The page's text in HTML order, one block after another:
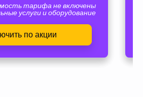
тарифа не включены
услуги и оборудование
по акции